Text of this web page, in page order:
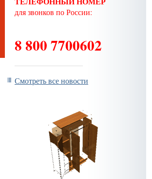
для звонков по России:
8 800 7700602
Смотреть все новости